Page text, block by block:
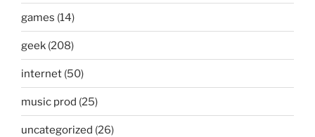
games (14)
geek (208)
internet (50)
music prod (25)
uncategorized (26)